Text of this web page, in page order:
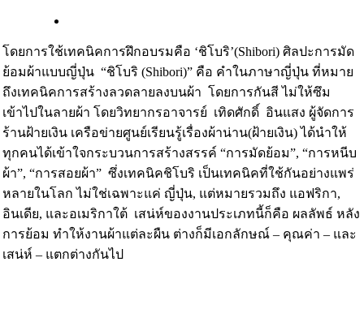
โดยการใช้เทคนิคการฝึกอบรมคือ ‘ชิโบริ’(Shibori) ศิลปะการมัด
ย้อมผ้าแบบญี่ปุ่น “ชิโบริ (Shibori)” คือ คำในภาษาญี่ปุ่น ที่หมาย
ถึงเทคนิคการสร้างลวดลายลงบนผ้า โดยการกันสี ไม่ให้ซึม
เข้าไปในลายผ้า โดยวิทยากรอาจารย์ เทิดศักดิ์ อินแสง ผู้จัดการ
ร้านฝ้ายเงิน เครือข่ายศูนย์เรียนรู้เรื่องผ้าน่าน(ฝ้ายเงิน) ได้นำให้
ทุกคนได้เข้าใจกระบวนการสร้างสรรค์ “การมัดย้อม”, “การหนีบ
ผ้า”, “การสอยผ้า” ซึ่งเทคนิคชิโบริ เป็นเทคนิคที่ใช้กันอย่างแพร่
หลายในโลก ไม่ใช่เฉพาะแค่ ญี่ปุ่น, แต่หมายรวมถึง แอฟริกา,
อินเดีย, และอเมริกาใต้ เสน่ห์ของงานประเภทนี้ก็คือ ผลลัพธ์ หลัง
การย้อม ทำให้งานผ้าแต่ละผืน ต่างก็มีเอกลักษณ์ – คุณค่า – และ
เสน่ห์ – แตกต่างกันไป